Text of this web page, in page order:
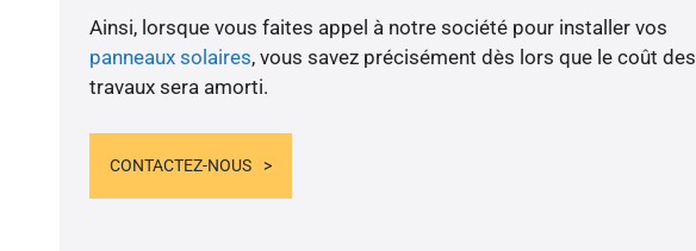
Ainsi, lorsque vous faites appel à notre société pour installer vos
panneaux solaires, vous savez précisément dès lors que le coût des
travaux sera amorti.
CONTACTEZ-NOUS